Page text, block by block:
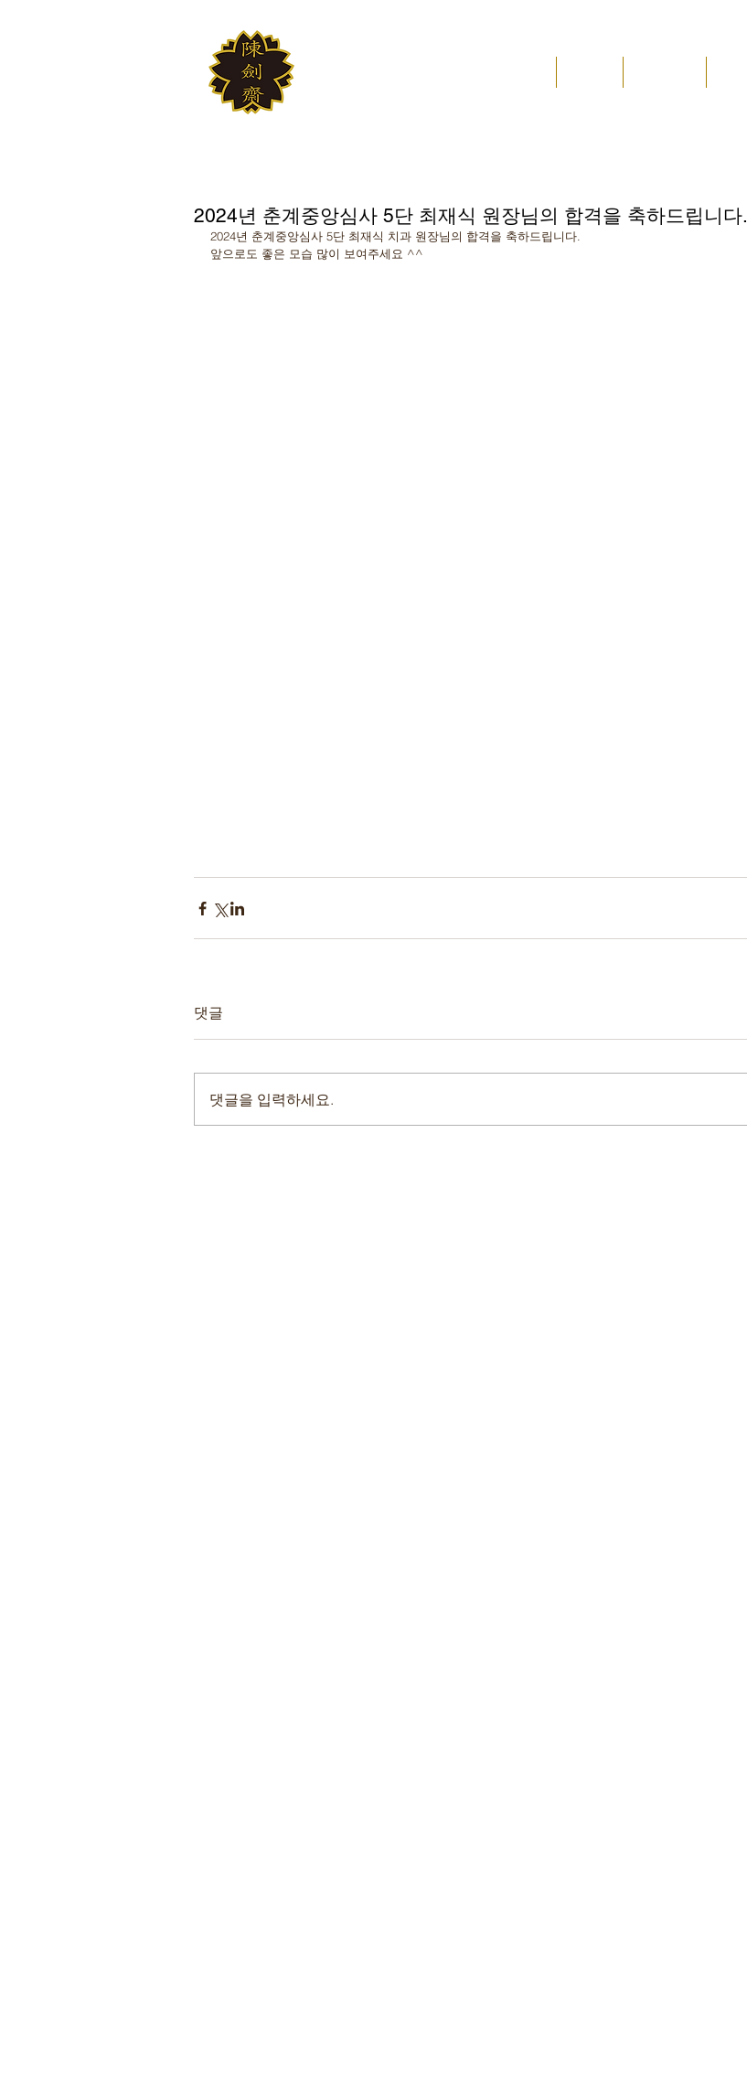
2024년 춘계중앙심사 5단 최재식 원장님의 합격을 축하드립니다.
2024년 춘계중앙심사 5단 최재식 치과 원장님의 합격을 축하드립니다.
앞으로도 좋은 모습 많이 보여주세요 ^^
댓글
댓글을 입력하세요.